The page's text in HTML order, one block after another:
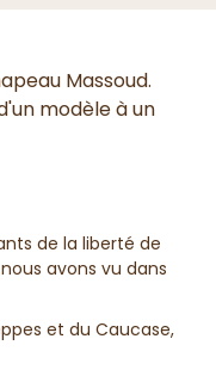
Massoud.
modèle à un
de la liberté de
avons vu dans
et du Caucase,